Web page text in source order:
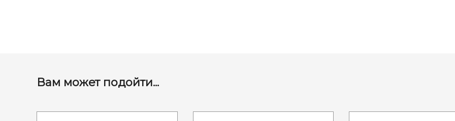
Вам может подойти...